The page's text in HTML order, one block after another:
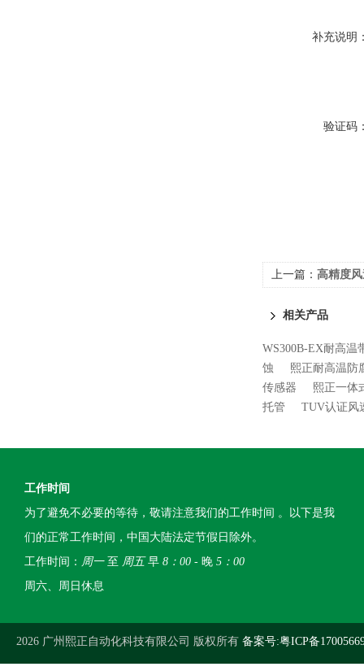
补充说明
验证码
上一篇： 高精度
相关产品
WS300B-EX耐高温
蚀
熙正耐高温防
传感器
熙正一体
托管
TUV认证风
工作时间
为了避免不必要的等待，敬请注意我们的工作时间 。以下是我
们的正常工作时间，中国大陆法定节假日除外。
工作时间： 周一至 周五早 8：00 - 晚 5：00
周六、周日休息
2026 广州熙正自动化科技有限公司 版权所有 备案号:粤ICP备